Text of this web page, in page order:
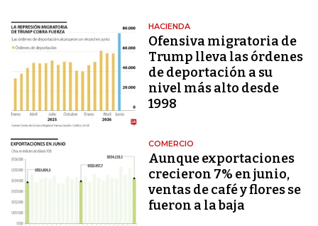
HACIENDA
Ofensiva migratoria de
Trump lleva las órdenes
de deportación a su
nivel más alto desde
1998
COMERCIO
Aunque exportaciones
crecieron 7% en junio,
ventas de café y flores se
fueron a la baja